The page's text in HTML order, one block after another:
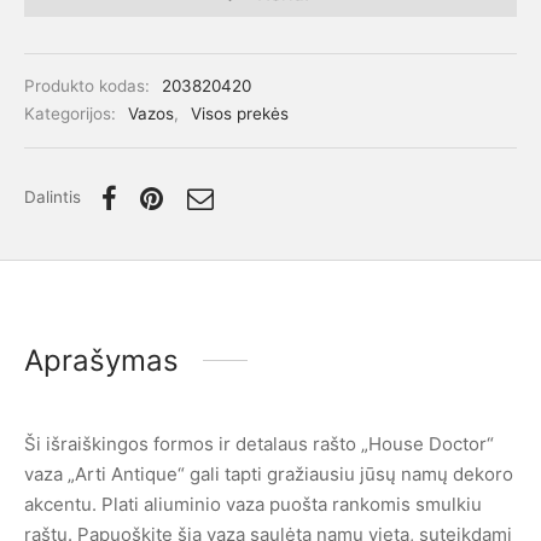
Produkto kodas:
203820420
Kategorijos:
Vazos, Visos prekės
Dalintis
Aprašymas
Ši išraiškingos formos ir detalaus rašto „House Doctor“
vaza „Arti Antique“ gali tapti gražiausiu jūsų namų dekoro
akcentu. Plati aliuminio vaza puošta rankomis smulkiu
raštu. Papuoškite šia vaza saulėtą namų vietą, suteikdami